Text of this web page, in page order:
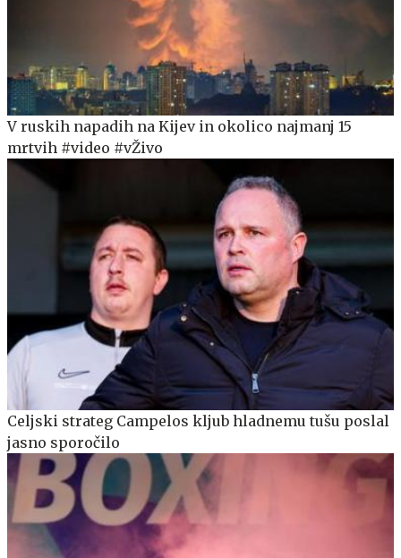
V ruskih napadih na Kijev in okolico najmanj 15
mrtvih #video #vŽivo
Celjski strateg Campelos kljub hladnemu tušu poslal
jasno sporočilo